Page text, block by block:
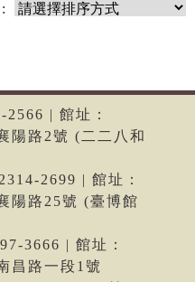
| 館址：
陽路2號 (二二八和
2699 | 館址：
陽路25號 (臺博館
3666 | 館址：
昌路一段1號